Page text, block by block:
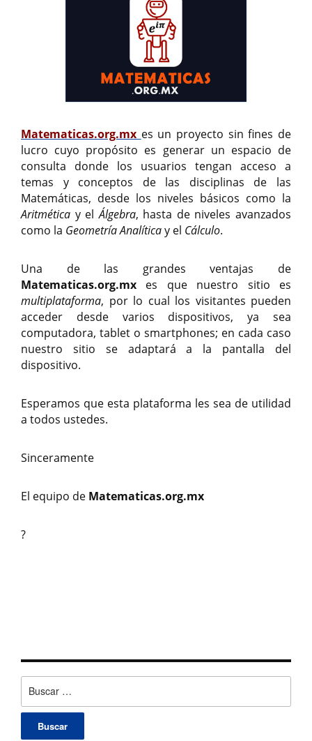
Matematicas.org.mx es un proyecto sin fines de
lucro cuyo propósito es generar un espacio de
consulta donde los usuarios tengan acceso a
temas y conceptos de las disciplinas de las
Matemáticas, desde los niveles básicos como la
Aritmética y elÁlgebra, hasta de niveles avanzados
como la Geometría Analíticay el Cálculo.
Una de las grandes ventajas de
Matematicas.org.mx es que nuestro sitio es
multiplataforma, por lo cual los visitantes pueden
acceder desde varios dispositivos, ya sea
computadora, tablet o smartphones; en cada caso
nuestro sitio se adaptará a la pantalla del
dispositivo.
Esperamos que esta plataforma les sea de utilidad
a todos ustedes.
Sinceramente
El equipo de Matematicas.org.mx
?